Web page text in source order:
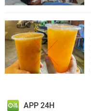
APP 24H